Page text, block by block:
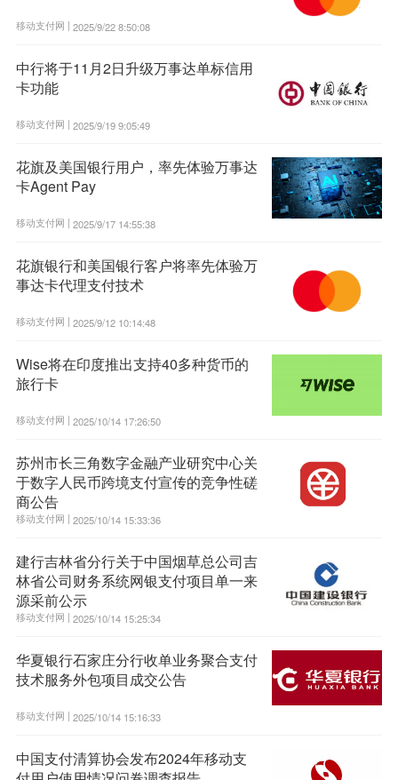
移动支付网 | 2025/9/22 8:50:08
中行将于11月2日升级万事达单标信用
卡功能
移动支付网 | 2025/9/19 9:05:49
花旗及美国银行用户，率先体验万事达
卡Agent Pay
移动支付网 | 2025/9/17 14:55:38
花旗银行和美国银行客户将率先体验万
事达卡代理支付技术
移动支付网 | 2025/9/12 10:14:48
Wise将在印度推出支持40多种货币的
旅行卡
移动支付网 | 2025/10/14 17:26:50
苏州市长三角数字金融产业研究中心关
于数字人民币跨境支付宣传的竞争性磋
商公告
移动支付网 | 2025/10/14 15:33:36
建行吉林省分行关于中国烟草总公司吉
林省公司财务系统网银支付项目单一来
源采前公示
移动支付网 | 2025/10/14 15:25:34
华夏银行石家庄分行收单业务聚合支付
技术服务外包项目成交公告
移动支付网 | 2025/10/14 15:16:33
中国支付清算协会发布2024年移动支